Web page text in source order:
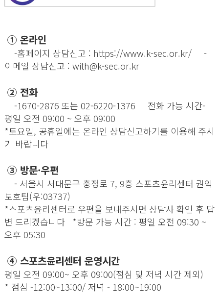
① 온라인
-홈페이지 상담신고 : https://www.k-sec.or.kr/-
이메일 상담신고 : with@k-sec.or.kr
② 전화
-1670-2876 또는 02-6220-1376 전화 가능 시간-
평일 오전 09:00 ~ 오후 09:00
*토요일, 공휴일에는 온라인 상담신고하기를 이용해 주시
기 바랍니다
③ 방문·우편
- 서울시 서대문구 충정로 7, 9층 스포츠윤리센터 권익
보호팀(우:03737)
*스포츠윤리센터로 우편을 보내주시면 상담사 확인 후 답
변 드리겠습니다 *방문 가능 시간 : 평일 오전 09:30 ~
오후 05:30
④ 스포츠윤리센터 운영시간
평일 오전 09:00~ 오후 09:00(점심 및 저녁 시간 제외)
* 점심 -12:00~13:00/ 저녁 - 18:00~19:00